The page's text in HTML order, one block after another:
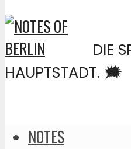
DIE
HAUPTSTADT. 🗯️
NOTES